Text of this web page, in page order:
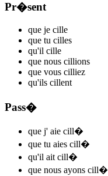
Pr�sent
que je cille
que tu cilles
qu'il cille
que nous cillions
que vous cilliez
qu'ils cillent
Pass�
que j' aie cill�
que tu aies cill�
qu'il ait cill�
que nous ayons cill�